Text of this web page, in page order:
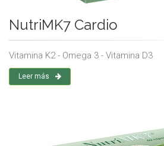
NutriMK7 Cardio
Vitamina K2 - Omega 3 - Vitamina D3
Leer más